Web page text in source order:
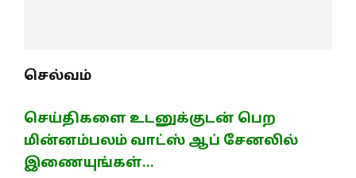
செல்வம்
செய்திகளை உடனுக்குடன் பெற
மின்னம்பலம் வாட்ஸ் ஆப் சேனலில்
இணையுங்கள்…